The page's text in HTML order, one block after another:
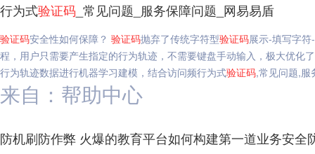
行为式验证码 _常见问题_服务保障问题_网易易盾
验证码安全性如何保障？ 验证码抛弃了传统字符型验证码展示-填写字
程，用户只需要产生指定的行为轨迹，不需要键盘手动输入，极大优化
行为轨迹数据进行机器学习建模，结合访问频行为式验证码,常见问题,服
来自：帮助中心
防机刷防作弊 火爆的教育平台如何构建第一道业务安全